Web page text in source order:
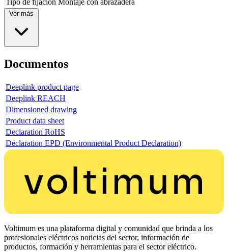
Ver más
Documentos
Deeplink product page
Deeplink REACH
Dimensioned drawing
Product data sheet
Declaration RoHS
Declaration EPD (Environmental Product Declaration)
Voltimum es una plataforma digital y comunidad que brinda a los
profesionales eléctricos noticias del sector, información de
productos, formación y herramientas para el sector eléctrico.